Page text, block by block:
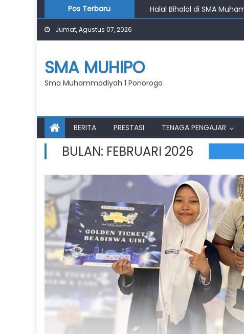
to
content
Pos Terbaru
Halal Bihalal di SMA
Penutupan Kampung
Haru dan Penuh Makna,
Jumat, Agustus 07, 2026
SMA MUHIPO
Sma Muhammadiyah 1 Ponorogo
BERITA PRESTASI TENAGA PENGAJAR
BULAN: FEBRUARI 2026